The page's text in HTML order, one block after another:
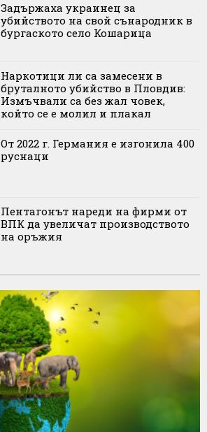
Задържаха украинец за
убийството на свой сънародник в
бургаското село Кошарица
Наркотици ли са замесени в
бруталното убийство в Пловдив:
Измъчвали са без жал човек,
който се е молил и плакал
От 2022 г. Германия е изгонила 400
руснаци
Пентагонът нареди на фирми от
ВПК да увеличат производството
на оръжия